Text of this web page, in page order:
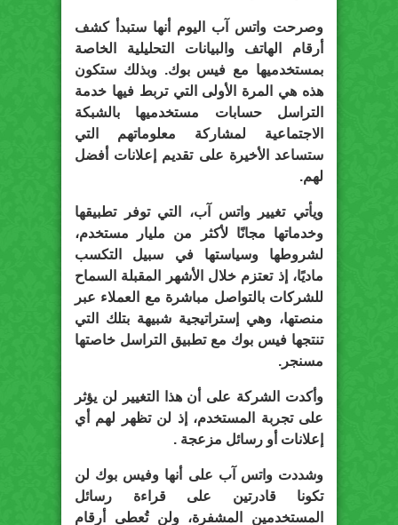
وصرحت واتس آب اليوم أنها ستبدأ كشف
أرقام الهاتف والبيانات التحليلية الخاصة
بمستخدميها مع فيس بوك. وبذلك ستكون
هذه هي المرة الأولى التي تربط فيها خدمة
التراسل حسابات مستخدميها بالشبكة
الاجتماعية لمشاركة معلوماتهم التي
ستساعد الأخيرة على تقديم إعلانات أفضل
لهم.
ويأتي تغيير واتس آب، التي توفر تطبيقها
وخدماتها مجانًا لأكثر من مليار مستخدم،
لشروطها وسياستها في سبيل التكسب
ماديًا، إذ تعتزم خلال الأشهر المقبلة السماح
للشركات بالتواصل مباشرة مع العملاء عبر
منصتها، وهي إستراتيجية شبيهة بتلك التي
تنتجها فيس بوك مع تطبيق التراسل خاصتها
مسنجر.
وأكدت الشركة على أن هذا التغيير لن يؤثر
على تجربة المستخدم، إذ لن تظهر لهم أي
إعلانات أو رسائل مزعجة .
وشددت واتس آب على أنها وفيس بوك لن
تكونا قادرتين على قراءة رسائل
المستخدمين المشفرة، ولن تُعطى أرقام